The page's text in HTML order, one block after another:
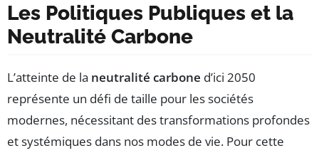
Les Politiques Publiques et la
Neutralité Carbone
L’atteinte de la neutralité carbone d’ici 2050
représente un défi de taille pour les sociétés
modernes, nécessitant des transformations profondes
et systémiques dans nos modes de vie. Pour cette